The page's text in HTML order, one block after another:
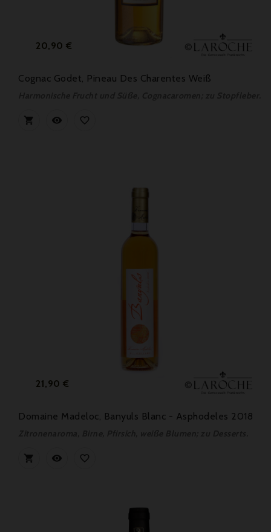
Preis
20,90 €
Cognac Godet, Pineau Des Charentes Weiß
  
Preis
21,90 €
Domaine Madeloc, Banyuls Blanc - Asphodeles 2018
  